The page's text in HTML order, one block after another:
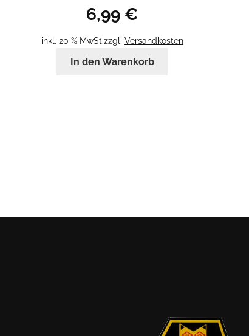
6,99 €
inkl. 20 % MwSt.zzgl. Versandkosten
In den Warenkorb